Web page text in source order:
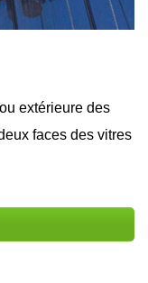
extérieure des
faces des vitres